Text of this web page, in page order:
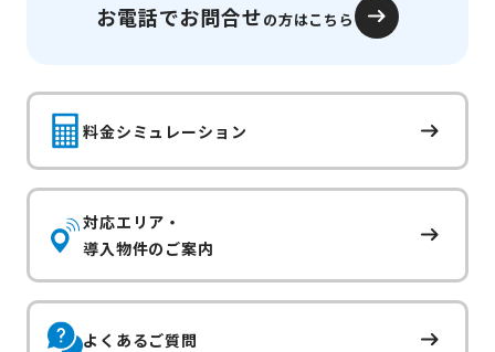
お電話でお問合せの方はこちら
料金シミュレーション
対応エリア・
導入物件のご案内
よくあるご質問